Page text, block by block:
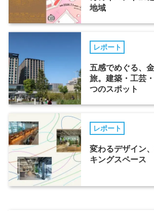
地域
レポート
五感でめぐる、
旅。建築・工芸
つのスポット
レポート
変わるデザイン
キングスペース